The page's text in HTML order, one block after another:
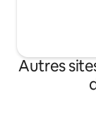
Autres